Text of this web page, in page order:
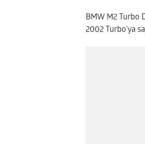
BMW M2 Turbo
2002 Turbo’ya